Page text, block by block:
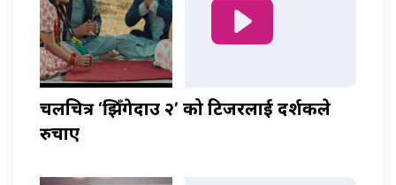
चलचित्र ‘झिँगेदाउ २’ को टिजरलाई दर्शकले
रुचाए